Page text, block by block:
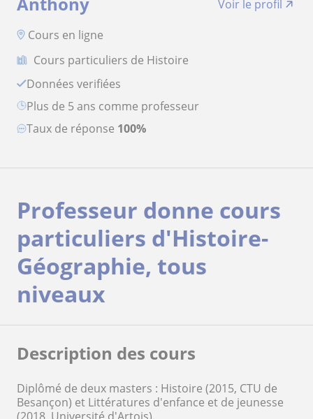
Voir le profil
Cours en ligne
Cours particuliers de Histoire
Données verifiées
plus de 5 ans comme professeur
Taux de réponse 100%
Professeur donne cours
particuliers d'Histoire-
Géographie, tous
niveaux
Description des cours
Diplômé de deux masters : Histoire (2015, CTU de
Besançon) et Littératures d'enfance et de jeunesse